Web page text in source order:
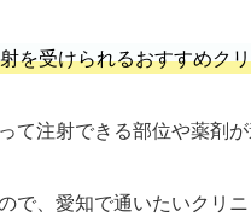
を受けられるおすすめク
て注射できる部位や薬剤
で、愛知で通いたいクリニ